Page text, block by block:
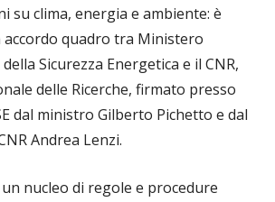
su clima, energia e ambiente: è
accordo quadro tra Ministero
Sicurezza Energetica e il CNR,
delle Ricerche, firmato presso
dal ministro Gilberto Pichetto e dal
Andrea Lenzi.
un nucleo di regole e procedure